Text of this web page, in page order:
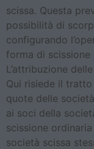
scissa. Questa
possibilità di
configurando
forma di scissione
L’attribuzione
Qui risiede il
quote delle
ai soci della
scissione
società scissa